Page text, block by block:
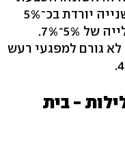
הראשונה נפגעת ב־10%־15%, השנייה יורדת בכ־5%
ובשלישית וברביעית דווקא יש עלייה של 5%־7%.
גורם למפגעי רעש
- בית